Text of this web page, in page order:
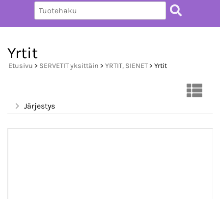
Yrtit
Etusivu > SERVETIT yksittäin > YRTIT, SIENET> Yrtit
Järjestys